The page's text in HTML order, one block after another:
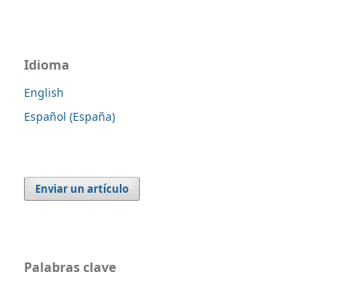
Idioma
English
Español (España)
Enviar un artículo
Palabras clave